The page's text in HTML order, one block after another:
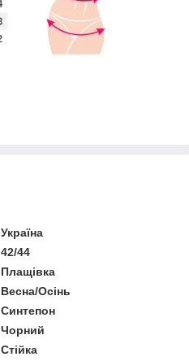
Україна
42/44
Плащівка
Весна/Осінь
Синтепон
Чорний
Стійка